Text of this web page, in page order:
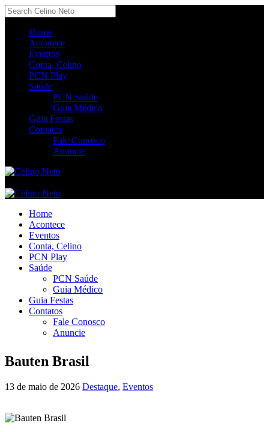
Home
Acontece
Eventos
Conta, Celino
PCN Play
Saúde
PCN Saúde
Guia Médico
Guia Festas
Contatos
Fale Conosco
Anuncie
Home
Acontece
Eventos
Conta, Celino
PCN Play
Saúde
PCN Saúde
Guia Médico
Guia Festas
Contatos
Fale Conosco
Anuncie
Bauten Brasil
13 de maio de 2026 Destaque, Eventos